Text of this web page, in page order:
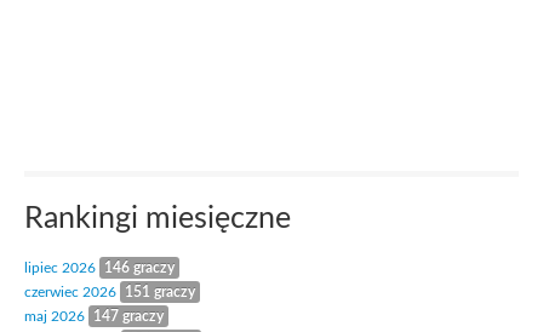
Rankingi miesięczne
lipiec 2026
146 graczy
czerwiec 2026
151 graczy
maj 2026
147 graczy